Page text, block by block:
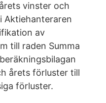
vinster och
Aktiehanteraren
av
till raden Summa
årets förluster till
förluster.